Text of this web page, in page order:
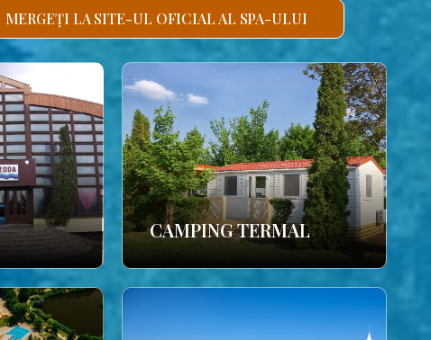
MERGEȚI LA SITE-UL OFICIAL AL SPA-ULUI
CAMPING TERMAL